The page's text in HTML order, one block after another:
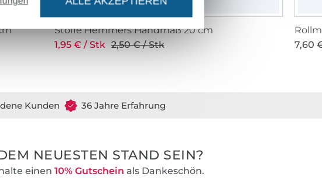
Stoffe Hemmers Handmaß 20 cm
1,95 € / Stk 2,50 € / Stk
7,60
Kunden 36 Jahre Erfahrung
NEUESTEN STAND SEIN?
einen 10% Gutschein als Dankeschön.